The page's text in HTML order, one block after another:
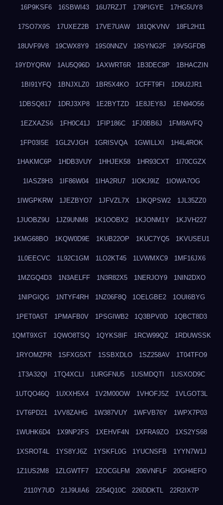
16P9KSF6 16SBWI43 16U7RZJT 179PIGYE 17HG5UY8
17SO7X9S 17UXEZ2B 17VE7UAW 181QKVNV 18FL2H11
18UVF9V8 19CWX8Y9 19S0NNZV 19SYNG2F 19V5GFDB
19YDYQRW 1AU5Q96D 1AXWRT6R 1B3DEC8P 1BHACZIN
1BI91YFQ 1BNJXLZ0 1BR5X4KO 1CFFT9FI 1D9U2JR1
1DBSQ817 1DRJ3XP8 1E2BYTZD 1E8JEY8J 1EN94O56
1EZXAZS6 1FH0C41J 1FIP186C 1FJ0BB6J 1FM8AVFQ
1FP03I5E 1GL2VJGH 1GRISVQA 1GWILLXI 1H4L4ROK
1HAKMC6P 1HDB3VUY 1HHJEK58 1HR93CXT 1I70CGZX
1IASZ8H3 1IF86W04 1IHA2RU7 1IOKJ9IZ 1IOWA7OG
1IWGPKRW 1JEZBYO7 1JFVZL7X 1JKQPSW2 1JL35ZZ0
1JUOBZ9U 1JZ9UNM8 1K1OOBX2 1KJONM1Y 1KJVH227
1KMG68BO 1KQW0D9E 1KUB22OP 1KUC7YQ5 1KVUSEU1
1L0EECVC 1L92C1GM 1LO2KT45 1LVWMXC9 1MF16JX6
1MZGQ4D3 1N3AELFF 1N3R82X5 1NERJOY9 1NIN2DXO
1NIPGIQG 1NTYF4RH 1NZ06F8Q 1OELGBE2 1OUI6BYG
1PET0A5T 1PMAFB0V 1PSGIWB2 1Q3BPV0D 1QBCT8D3
1QMT9XGT 1QWO8TSQ 1QYKS8IF 1RCW99QZ 1RDUWSSK
1RYOMZPR 1SFXG5XT 1SSBXDLO 1SZ258AV 1T04TFO9
1T3A32QI 1TQ4XCLI 1URGFNU5 1USMDQTI 1USXOD9C
1UTQO46Q 1UXXH5X4 1V2M00OW 1VHOFJ5Z 1VLGOT3L
1VT6PD21 1VV8ZAHG 1W387VUY 1WFVB76Y 1WPX7P03
1WUHK6D4 1X9NP2FS 1XEHVF4N 1XFRA9ZO 1XS2YS68
1XSROT4L 1YS8YJ6Z 1YSKFL0G 1YUCNSFB 1YYN7W1J
1Z1US2M8 1ZLGWTF7 1ZOCGLFM 206VNFLF 20GH4EFO
2110Y7UD 21J9UIA6 2254Q10C 226DDKTL 22R2IX7P